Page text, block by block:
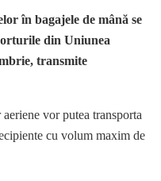
în bagajele de mână se
din Uniunea
transmite
vor putea transporta
cu volum maxim de